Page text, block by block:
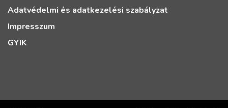
Adatvédelmi és adatkezelési szabályzat
Impresszum
GYIK